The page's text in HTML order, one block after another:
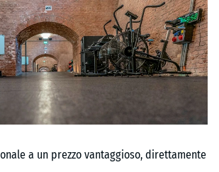
a un prezzo vantaggioso, direttamente